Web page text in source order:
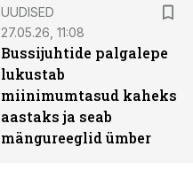
UUDISED
27.05.26, 11:08
Bussijuhtide palgalepe
lukustab
miinimumtasud kaheks
aastaks ja seab
mängureeglid ümber